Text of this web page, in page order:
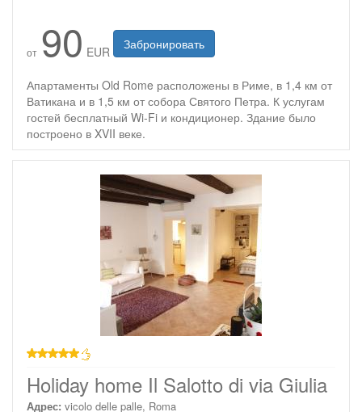
от 90 EUR Забронировать
Апартаменты Old Rome расположены в Риме, в 1,4 км от
Ватикана и в 1,5 км от собора Святого Петра. К услугам
гостей бесплатный Wi-Fi и кондиционер. Здание было
построено в XVII веке.
Holiday home Il Salotto di via Giulia
Адрес: vicolo delle palle, Roma